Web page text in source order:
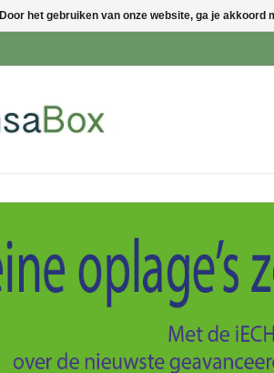
Door het gebruiken van onze website, ga je